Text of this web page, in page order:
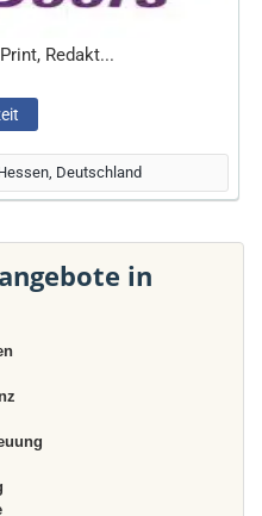
Redakt...
Deutschland
in